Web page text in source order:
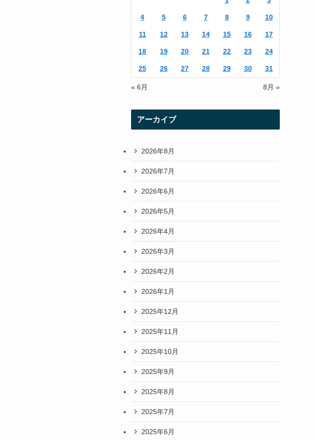
4 5 6 7 8 9 10
11 12 13 14 15 16 17
18 19 20 21 22 23 24
25 26 27 28 29 30 31
« 6月 8月 »
アーカイブ
2026年8月
2026年7月
2026年6月
2026年5月
2026年4月
2026年3月
2026年2月
2026年1月
2025年12月
2025年11月
2025年10月
2025年9月
2025年8月
2025年7月
2025年6月